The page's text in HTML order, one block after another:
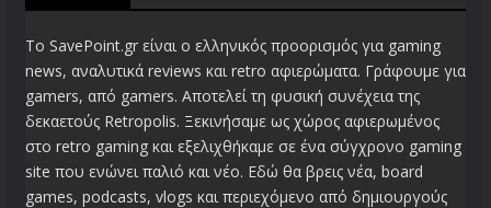
Το SavePoint.gr είναι ο ελληνικός προορισμός για gaming
news, αναλυτικά reviews και retro αφιερώματα. Γράφουμε για
gamers, από gamers. Αποτελεί τη φυσική συνέχεια της
δεκαετούς Retropolis. Ξεκινήσαμε ως χώρος αφιερωμένος
στο retro gaming και εξελιχθήκαμε σε ένα σύγχρονο gaming
site που ενώνει παλιό και νέο. Εδώ θα βρεις νέα, board
games, podcasts, vlogs και περιεχόμενο από δημιουργούς